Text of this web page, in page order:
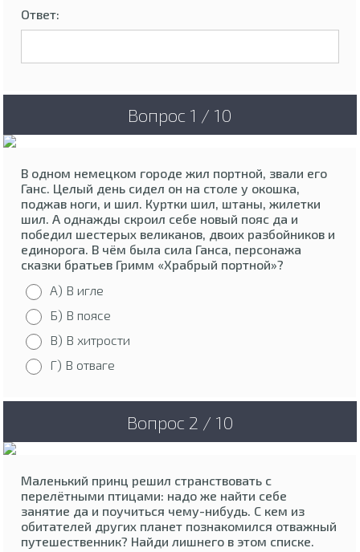
Ответ:
Вопрос 1 / 10
В одном немецком городе жил портной, звали его
Ганс. Целый день сидел он на столе у окошка,
поджав ноги, и шил. Куртки шил, штаны, жилетки
шил. А однажды скроил себе новый пояс да и
победил шестерых великанов, двоих разбойников и
единорога. В чём была сила Ганса, персонажа
сказки братьев Гримм «Храбрый портной»?
А) В игле
Б) В поясе
В) В хитрости
Г) В отваге
Вопрос 2 / 10
Маленький принц решил странствовать с
перелётными птицами: надо же найти себе
занятие да и поучиться чему-нибудь. С кем из
обитателей других планет познакомился отважный
путешественник? Найди лишнего в этом списке.